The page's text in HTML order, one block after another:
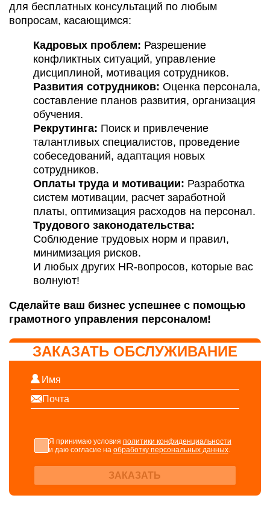
для бесплатных консультаций по любым
вопросам, касающимся:
Кадровых проблем: Разрешение
конфликтных ситуаций, управление
дисциплиной, мотивация сотрудников.
Развития сотрудников: Оценка персонала,
составление планов развития, организация
обучения.
Рекрутинга: Поиск и привлечение
талантливых специалистов, проведение
собеседований, адаптация новых
сотрудников.
Оплаты труда и мотивации: Разработка
систем мотивации, расчет заработной
платы, оптимизация расходов на персонал.
Трудового законодательства:
Соблюдение трудовых норм и правил,
минимизация рисков.
И любых других HR-вопросов, которые вас
волнуют!
Сделайте ваш бизнес успешнее с помощью
грамотного управления персоналом!
ЗАКАЗАТЬ ОБСЛУЖИВАНИЕ
Я принимаю условия политики конфиденциальности
и даю согласие на обработку персональных данных.
ЗАКАЗАТЬ